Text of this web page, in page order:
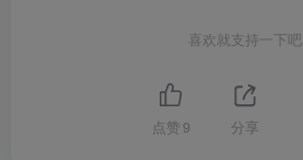
喜欢就支持一下吧
点赞 9 分享